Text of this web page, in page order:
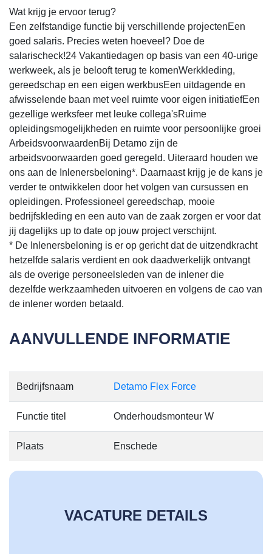
Wat krijg je ervoor terug?
Een zelfstandige functie bij verschillende projectenEen
goed salaris. Precies weten hoeveel? Doe de
salarischeck!24 Vakantiedagen op basis van een 40-urige
werkweek, als je belooft terug te komenWerkkleding,
gereedschap en een eigen werkbusEen uitdagende en
afwisselende baan met veel ruimte voor eigen initiatiefEen
gezellige werksfeer met leuke collega'sRuime
opleidingsmogelijkheden en ruimte voor persoonlijke groei
ArbeidsvoorwaardenBij Detamo zijn de
arbeidsvoorwaarden goed geregeld. Uiteraard houden we
ons aan de Inlenersbeloning*. Daarnaast krijg je de kans je
verder te ontwikkelen door het volgen van cursussen en
opleidingen. Professioneel gereedschap, mooie
bedrijfskleding en een auto van de zaak zorgen er voor dat
jij dagelijks up to date op jouw project verschijnt.
* De Inlenersbeloning is er op gericht dat de uitzendkracht
hetzelfde salaris verdient en ook daadwerkelijk ontvangt
als de overige personeelsleden van de inlener die
dezelfde werkzaamheden uitvoeren en volgens de cao van
de inlener worden betaald.
AANVULLENDE INFORMATIE
Bedrijfsnaam Detamo Flex Force
Functie titel Onderhoudsmonteur W
Plaats Enschede
VACATURE DETAILS